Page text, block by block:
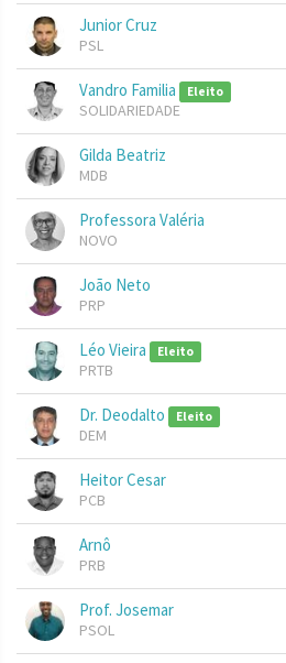
Junior Cruz
PSL
Vandro Familia Eleito
SOLIDARIEDADE
Gilda Beatriz
MDB
Professora Valéria
NOVO
João Neto
PRP
Léo Vieira Eleito
PRTB
Dr. Deodalto Eleito
DEM
Heitor Cesar
PCB
Arnô
PRB
Prof. Josemar
PSOL